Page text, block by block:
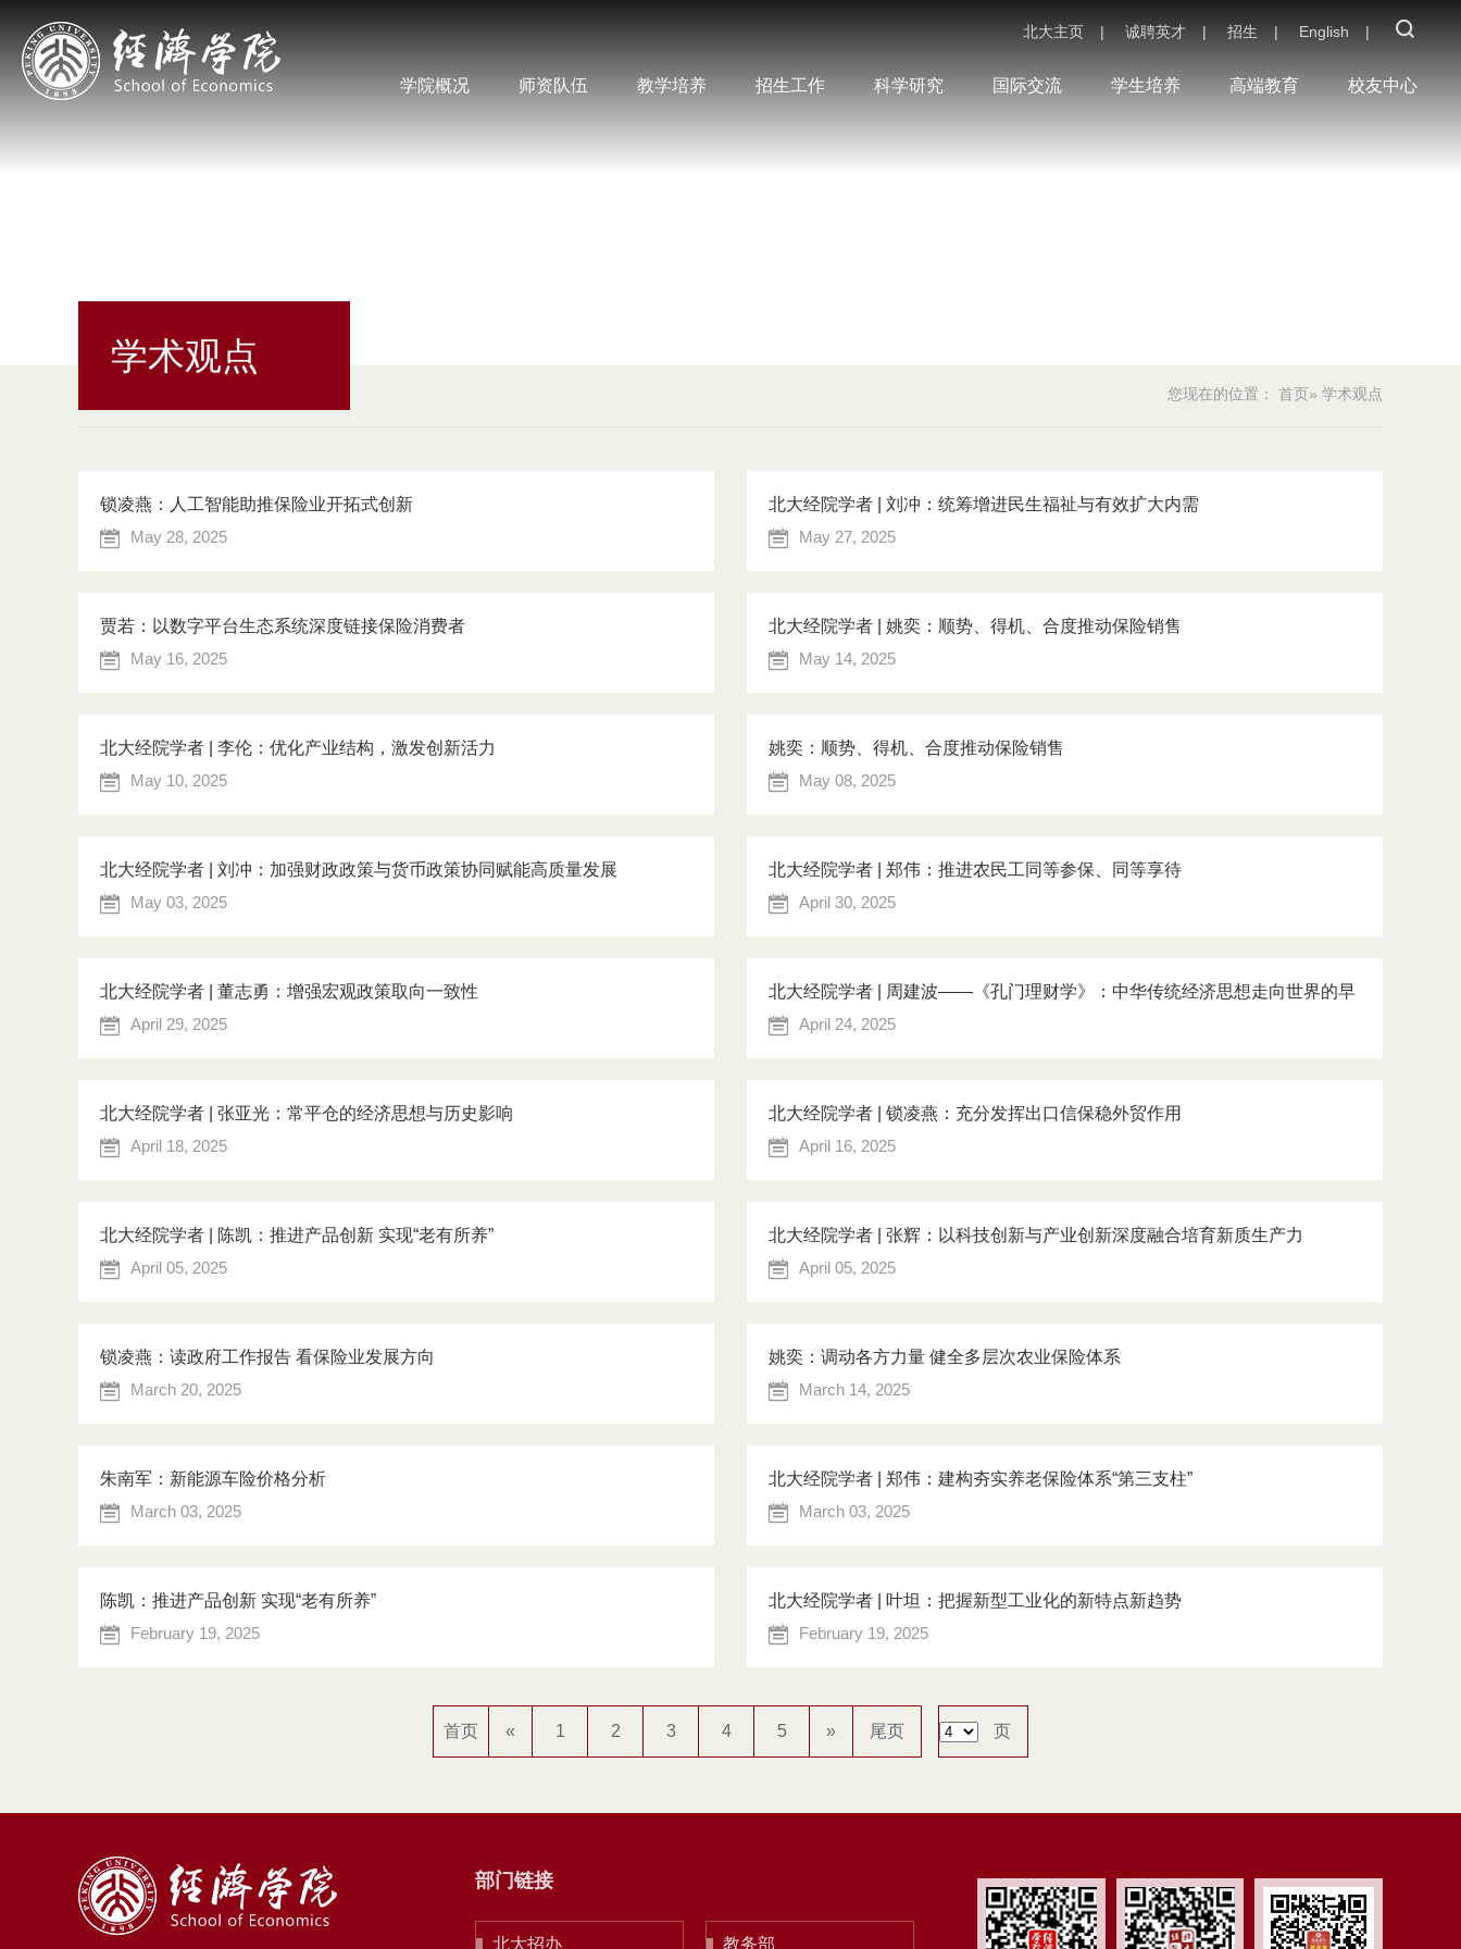
北大主页 | 诚聘英才 | 招生 | English |
学院概况 师资队伍 教学培养 招生工作 科学研究 国际交流 学生培养 高端教育 校友中心
学术观点
您现在的位置： 首页» 学术观点
锁凌燕：人工智能助推保险业开拓式创新
May 28, 2025
北大经院学者 | 刘冲：统筹增进民生福祉与有效扩大内需
May 27, 2025
贾若：以数字平台生态系统深度链接保险消费者
May 16, 2025
北大经院学者 | 姚奕：顺势、得机、合度推动保险销售
May 14, 2025
北大经院学者 | 李伦：优化产业结构，激发创新活力
May 10, 2025
姚奕：顺势、得机、合度推动保险销售
May 08, 2025
北大经院学者 | 刘冲：加强财政政策与货币政策协同赋能高质量发展
May 03, 2025
北大经院学者 | 郑伟：推进农民工同等参保、同等享待
April 30, 2025
北大经院学者 | 董志勇：增强宏观政策取向一致性
April 29, 2025
北大经院学者 | 周建波——《孔门理财学》：中华传统经济思想走向世界的早
期探索April 24, 2025
北大经院学者 | 张亚光：常平仓的经济思想与历史影响
April 18, 2025
北大经院学者 | 锁凌燕：充分发挥出口信保稳外贸作用
April 16, 2025
北大经院学者 | 陈凯：推进产品创新 实现“老有所养”
April 05, 2025
北大经院学者 | 张辉：以科技创新与产业创新深度融合培育新质生产力
April 05, 2025
锁凌燕：读政府工作报告 看保险业发展方向
March 20, 2025
姚奕：调动各方力量 健全多层次农业保险体系
March 14, 2025
朱南军：新能源车险价格分析
March 03, 2025
北大经院学者 | 郑伟：建构夯实养老保险体系“第三支柱”
March 03, 2025
陈凯：推进产品创新 实现“老有所养”
February 19, 2025
北大经院学者 | 叶坦：把握新型工业化的新特点新趋势
February 19, 2025
首页 « 1 2 3 4 5 » 尾页 页
部门链接
北大招办 教务部